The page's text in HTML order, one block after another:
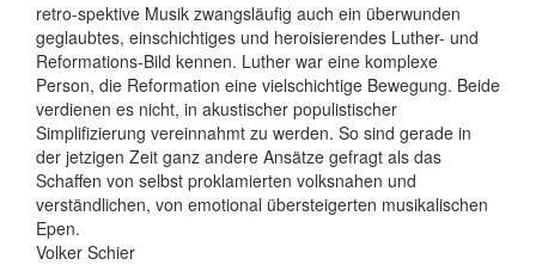
retro-spektive Musik zwangsläufig auch ein überwunden
geglaubtes, einschichtiges und heroisierendes Luther- und
Reformations-Bild kennen. Luther war eine komplexe
Person, die Reformation eine vielschichtige Bewegung. Beide
verdienen es nicht, in akustischer populistischer
Simplifizierung vereinnahmt zu werden. So sind gerade in
der jetzigen Zeit ganz andere Ansätze gefragt als das
Schaffen von selbst proklamierten volksnahen und
verständlichen, von emotional übersteigerten musikalischen
Epen.
Volker Schier